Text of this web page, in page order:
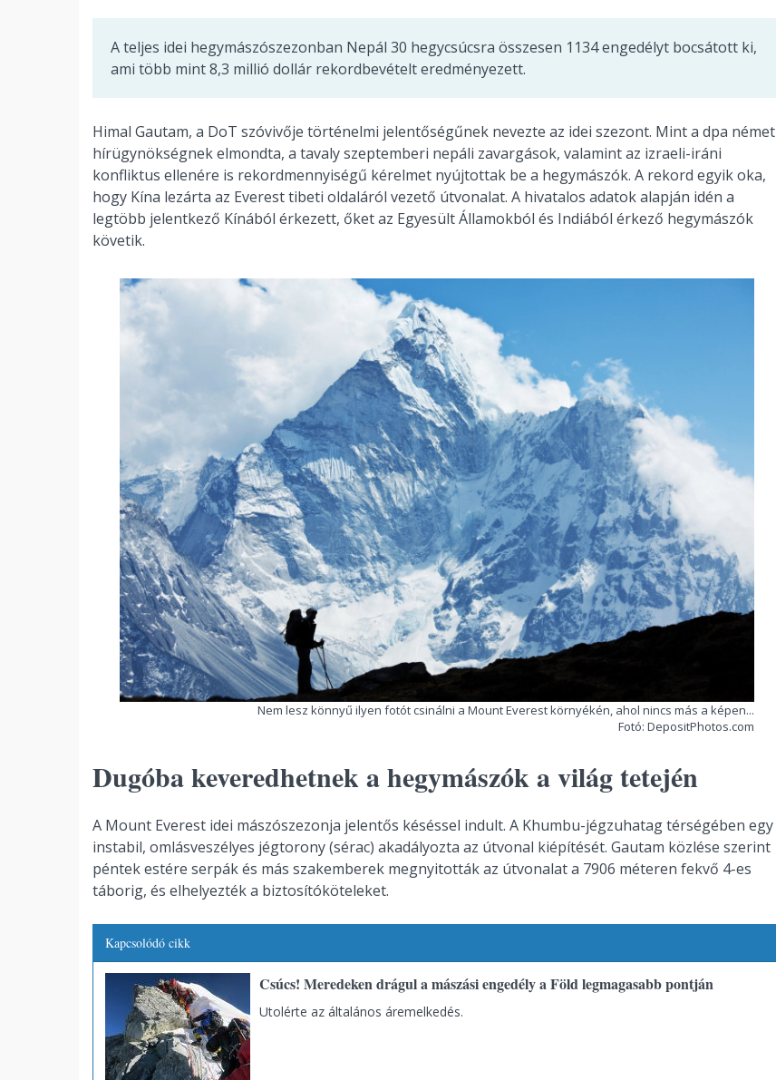
A teljes idei hegymászószezonban Nepál 30 hegycsúcsra összesen 1134 engedélyt bocsátott ki,
ami több mint 8,3 millió dollár rekordbevételt eredményezett.
Himal Gautam, a DoT szóvivője történelmi jelentőségűnek nevezte az idei szezont. Mint a dpa német
hírügynökségnek elmondta, a tavaly szeptemberi nepáli zavargások, valamint az izraeli-iráni
konfliktus ellenére is rekordmennyiségű kérelmet nyújtottak be a hegymászók. A rekord egyik oka,
hogy Kína lezárta az Everest tibeti oldaláról vezető útvonalat. A hivatalos adatok alapján idén a
legtöbb jelentkező Kínából érkezett, őket az Egyesült Államokból és Indiából érkező hegymászók
követik.
Nem lesz könnyű ilyen fotót csinálni a Mount Everest környékén, ahol nincs más a képen...
Fotó: DepositPhotos.com
Dugóba keveredhetnek a hegymászók a világ tetején
A Mount Everest idei mászószezonja jelentős késéssel indult. A Khumbu-jégzuhatag térségében egy
instabil, omlásveszélyes jégtorony (sérac) akadályozta az útvonal kiépítését. Gautam közlése szerint
péntek estére serpák és más szakemberek megnyitották az útvonalat a 7906 méteren fekvő 4-es
táborig, és elhelyezték a biztosítóköteleket.
Kapcsolódó cikk
Csúcs! Meredeken drágul a mászási engedély a Föld legmagasabb pontján
Utolérte az általános áremelkedés.